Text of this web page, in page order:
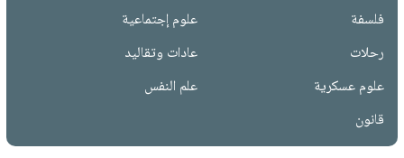
فلسفة
علوم إجتماعية
رحلات
عادات وتقاليد
علوم عسكرية
علم النفس
قانون